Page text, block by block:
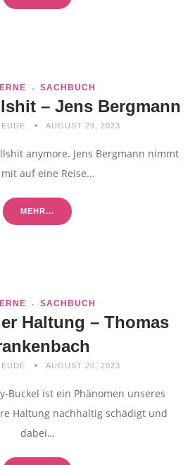
SACHBUCH
– Jens Bergmann
AUGUST 29, 2023
anymore. Jens Bergmann nimmt
auf eine Reise…
MEHR...
SACHBUCH
Haltung – Thomas
AUGUST 20, 2023
Buckel ist ein Phänomen unseres
Haltung nachhaltig schädigt und
dabei…